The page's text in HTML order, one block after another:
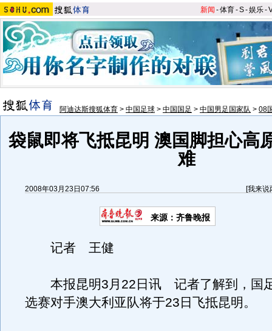
新闻 -体育-S-娱乐-
阿迪达斯搜狐体育 > 中国足球 > 中国国足 > 中国男足国家队 > 08
袋鼠即将飞抵昆明 澳国脚担心高
难
2008年03月23日07:56 [我来说
来源：齐鲁晚报
记者 王健
本报昆明3月22日讯 记者了解到，国
选赛对手澳大利亚队将于23日飞抵昆明。